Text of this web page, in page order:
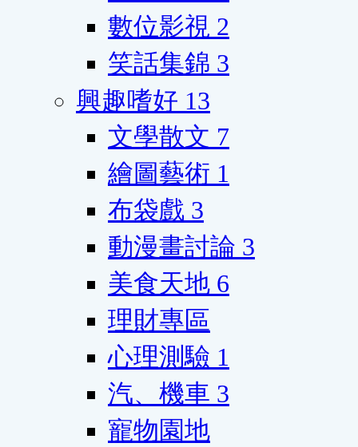
數位影視 2
笑話集錦 3
興趣嗜好 13
文學散文 7
繪圖藝術 1
布袋戲 3
動漫畫討論 3
美食天地 6
理財專區
心理測驗 1
汽、機車 3
寵物園地